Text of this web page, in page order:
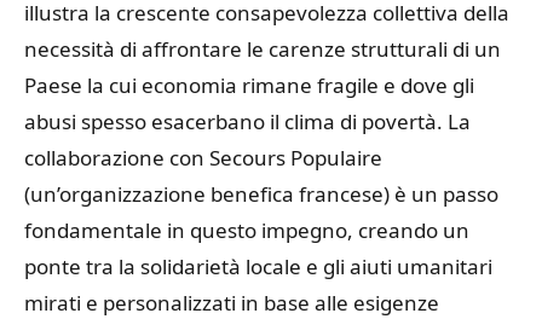
illustra la crescente consapevolezza collettiva della
necessità di affrontare le carenze strutturali di un
Paese la cui economia rimane fragile e dove gli
abusi spesso esacerbano il clima di povertà. La
collaborazione con Secours Populaire
(un’organizzazione benefica francese) è un passo
fondamentale in questo impegno, creando un
ponte tra la solidarietà locale e gli aiuti umanitari
mirati e personalizzati in base alle esigenze